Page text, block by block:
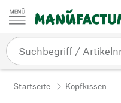
Zum Inhalt springen
Startseite Kopfkissen